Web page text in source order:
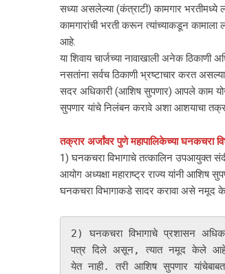
सध्या असलेल्या (कंत्राटी) कामगार भरतीमध्ये
कामगारांची भरती करून त्यांच्याकडून कामाला
आहे.
या शिवाय चार्जच्या नावाखाली अनेक
नसतांना सर्वच ठिकाणी भ्रष्टाचार करत
सदर अधिकारी (आशिष सुपणार) आपले काम
सुपणार यांचे निलंबन करावे अशा आशयाचा
तक्रार अर्जांवर पुणे महापालिकेच्या घनकचरा
1) घनकचरा विभागाचे तत्कालिन उपआयुक्त
आयोग अध्यक्षा महाराष्ट्र राज्य यांनी आशिष
घनकचरा विभागाकडे सादर करावा असे नमूद
2) घनकचरा विभागाचे प्रशासन
पत्र दिले असून, त्यात नमूद केले आहे
येत नाही. तरी आशिष सुपणार